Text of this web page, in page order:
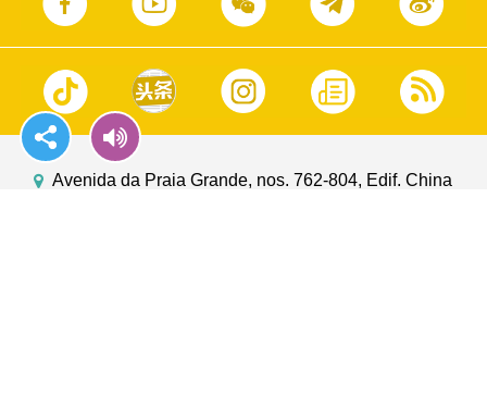
Avenida da Praia Grande, nos. 762-804, Edif. China